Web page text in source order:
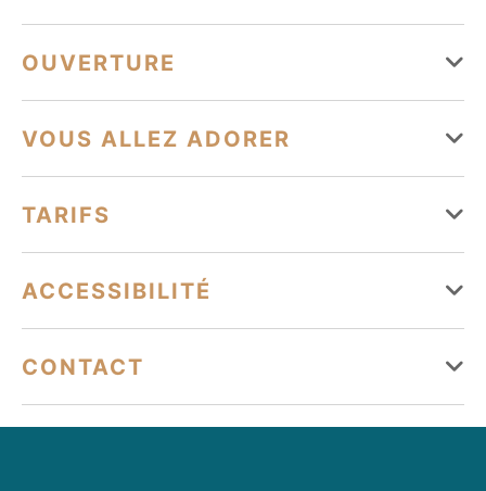
OUVERTURE
Du 01 janvier au 31 décembre
Lundi Ouvert de 10h à 18h
Mardi
Ouvert de 10h à 18h
Vendredi
VOUS ALLEZ ADORER
Parking à proximité
Services
Animaux acceptés
TARIFS
Tarifs
Entre 50 et 80 €
ACCESSIBILITÉ
CONTACT